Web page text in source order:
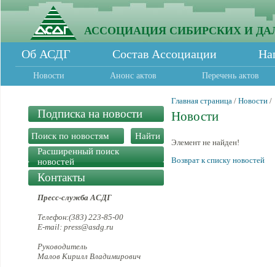
АССОЦИАЦИЯ СИБИРСКИХ И
Об АСДГ Состав Ассоциации
Новости Анонс актов Перечень актов
Подписка на новости
Расширенный поиск
новостей
Контакты
Пресс-служба АСДГ
Телефон:(383) 223-85-00
E-mail: press@asdg.ru
Руководитель
Малов Кирилл Владимирович
Главная страница / Новости /
Новости
Элемент не найден!
Возврат к списку новостей